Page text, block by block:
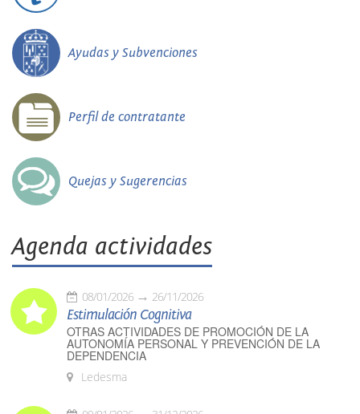
Ayudas y Subvenciones
Perfil de contratante
Quejas y Sugerencias
Agenda actividades
08/01/2026 26/11/2026
Estimulación Cognitiva
OTRAS ACTIVIDADES DE PROMOCIÓN DE LA
AUTONOMÍA PERSONAL Y PREVENCIÓN DE LA
DEPENDENCIA
Ledesma